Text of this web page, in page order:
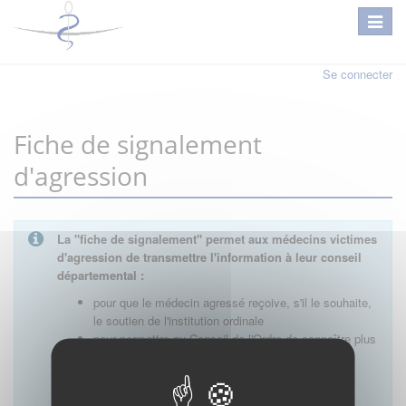
Se connecter
Fiche de signalement
d'agression
La "fiche de signalement" permet aux médecins victimes
d'agression de transmettre l'information à leur conseil
départemental :
pour que le médecin agressé reçoive, s'il le souhaite,
le soutien de l'institution ordinale
pour permettre au Conseil de l'Ordre de connaître plus
local, d'analyser les problèmes rencontrés par les
praticiens et d'étudier les réponses possibles